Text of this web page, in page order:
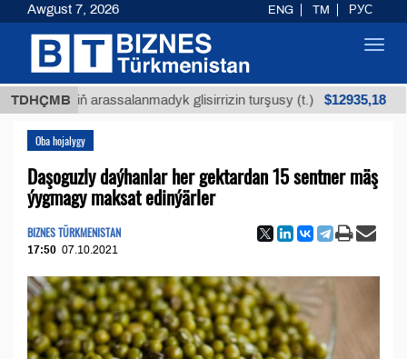
TDHÇMBarassalanmadyk glisirrizin turşusy (t.) $12935,18 Az
Oba hojalygy
Daşoguzly daýhanlar her gektardan 15 sentner mäş
ýygmagy maksat edinýärler
BIZNES TÜRKMENISTAN
17:50 07.10.2021
Awgust 7, 2026 ENG TM РУС